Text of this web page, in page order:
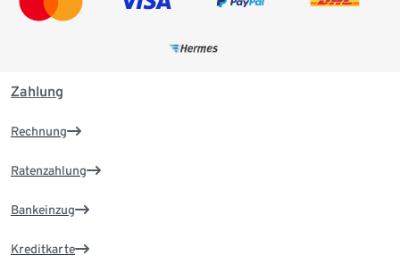
Zahlung
Rechnung
Ratenzahlung
Bankeinzug
Kreditkarte